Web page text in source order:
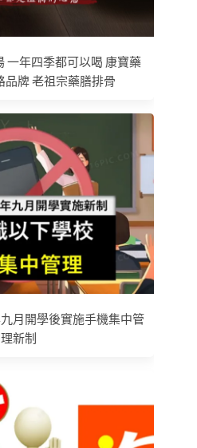
一年四季都可以喝 康寶藥
品牌 老祖宗藥膳排骨
月開學後實施手機集中管
理新制